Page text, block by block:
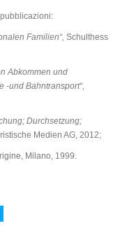
Familien“, Schulthess
Abkommen und
-und Bahntransport“,
Durchsetzung;
Medien AG, 2012;
Milano, 1999.